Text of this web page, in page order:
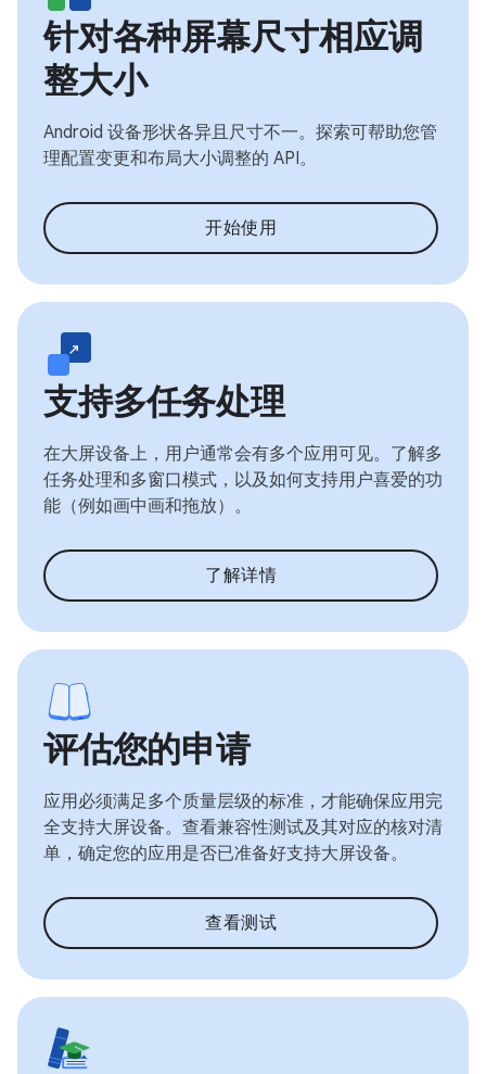
针对各种屏幕尺寸相应调
整大小
Android 设备形状各异且尺寸不一。探索可帮助您管
理配置变更和布局大小调整的 API。
开始使用
支持多任务处理
在大屏设备上，用户通常会有多个应用可见。了解多
任务处理和多窗口模式，以及如何支持用户喜爱的功
能（例如画中画和拖放）。
了解详情
评估您的申请
应用必须满足多个质量层级的标准，才能确保应用完
全支持大屏设备。查看兼容性测试及其对应的核对清
单，确定您的应用是否已准备好支持大屏设备。
查看测试